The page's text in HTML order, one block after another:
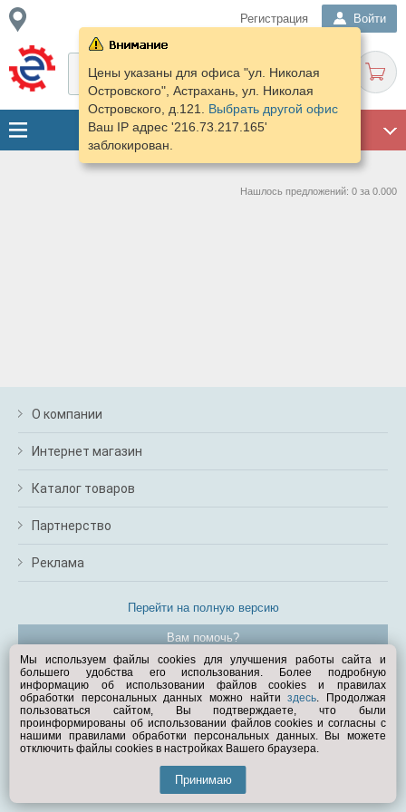
Регистрация Войти
Цены указаны для офиса "ул. Николая
Островского", Астрахань, ул. Николая
Островского, д.121. Выбрать другой офис
Ваш IP адрес '216.73.217.165'
заблокирован.
Нашлось предложений: 0 за 0.000
О компании
Интернет магазин
Каталог товаров
Партнерство
Реклама
Перейти на полную версию
Вам помочь?
© Exist.ru 1998—2026
Мы используем файлы cookies для улучшения работы сайта и
большего удобства его использования. Более подробную
информацию об использовании файлов cookies и правилах
обработки персональных данных можно найтиздесь. Продолжая
пользоваться сайтом, Вы подтверждаете, что были
проинформированы об использовании файлов cookies и согласны с
нашими правилами обработки персональных данных. Вы можете
отключить файлы cookies в настройках Вашего браузера.
Принимаю